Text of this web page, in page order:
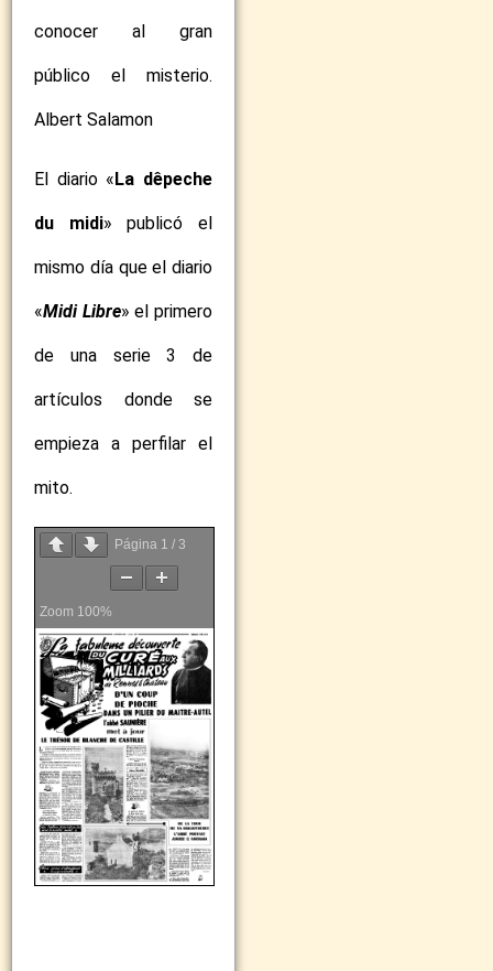
conocer al gran
público el misterio.
Albert Salamon
El diario « La dêpeche
du midi» publicó el
mismo día que el diario
«Midi Libre» el primero
de una serie 3 de
artículos donde se
empieza a perfilar el
mito.
Página 1 / 3
Zoom 100%